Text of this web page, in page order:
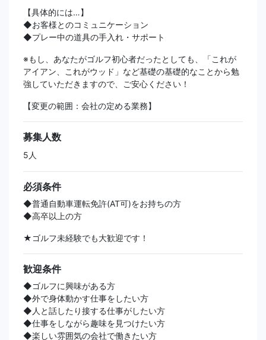
【具体的には…】
◆お客様とのコミュニケーション
◆プレー中の道具の手入れ・サポート
※もし、あなたがゴルフ初心者だったとしても、「これが
アイアン、これがウッド」など基礎の基礎的なことから勉
強していただきますので、ご安心ください！
【変更の範囲：会社の定める業務】
募集人数
5人
必須条件
◆普通自動車運転免許(AT可)をお持ちの方
◆高卒以上の方
★ゴルフ未経験でも大歓迎です！
歓迎条件
◆ゴルフに興味がある方
◆外で身体動かす仕事をしたい方
◆人と話したり接する仕事がしたい方
◆仕事をしながら趣味を見つけたい方
◆楽しい雰囲気の会社で働きたい方